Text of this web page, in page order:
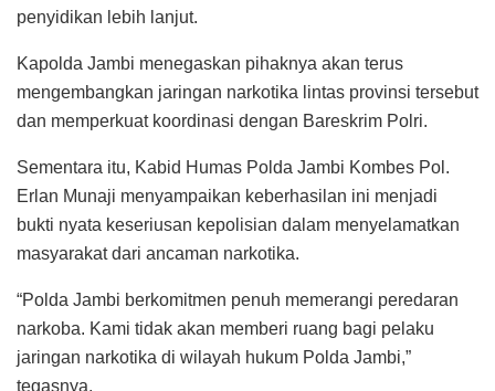
penyidikan lebih lanjut.
Kapolda Jambi menegaskan pihaknya akan terus
mengembangkan jaringan narkotika lintas provinsi tersebut
dan memperkuat koordinasi dengan Bareskrim Polri.
Sementara itu, Kabid Humas Polda Jambi Kombes Pol.
Erlan Munaji menyampaikan keberhasilan ini menjadi
bukti nyata keseriusan kepolisian dalam menyelamatkan
masyarakat dari ancaman narkotika.
“Polda Jambi berkomitmen penuh memerangi peredaran
narkoba. Kami tidak akan memberi ruang bagi pelaku
jaringan narkotika di wilayah hukum Polda Jambi,”
tegasnya.